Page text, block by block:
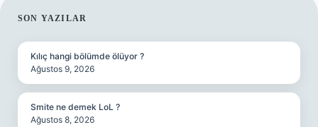
SIDEBAR
SON YAZILAR
Kılıç hangi bölümde ölüyor ?
Ağustos 9, 2026
Smite ne demek LoL ?
Ağustos 8, 2026